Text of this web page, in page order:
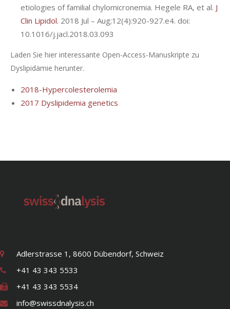
etiologies of familial chylomicronemia. Hegele RA, et al. J
Clin Lipidol. 2018 Jul – Aug;12(4):920-927.e4. doi:
10.1016/j.jacl.2018.03.093
Laden Sie hier interessante Open-Access-Manuskripte zu
Dyslipidämie herunter.
2018-Hypercolesterolemia
2017 Dyslipidemia genetics
Adlerstrasse 1, 8600 Dübendorf, Schweiz
+41 43 343 5533
+41 43 343 5534
info@swissdnalysis.ch